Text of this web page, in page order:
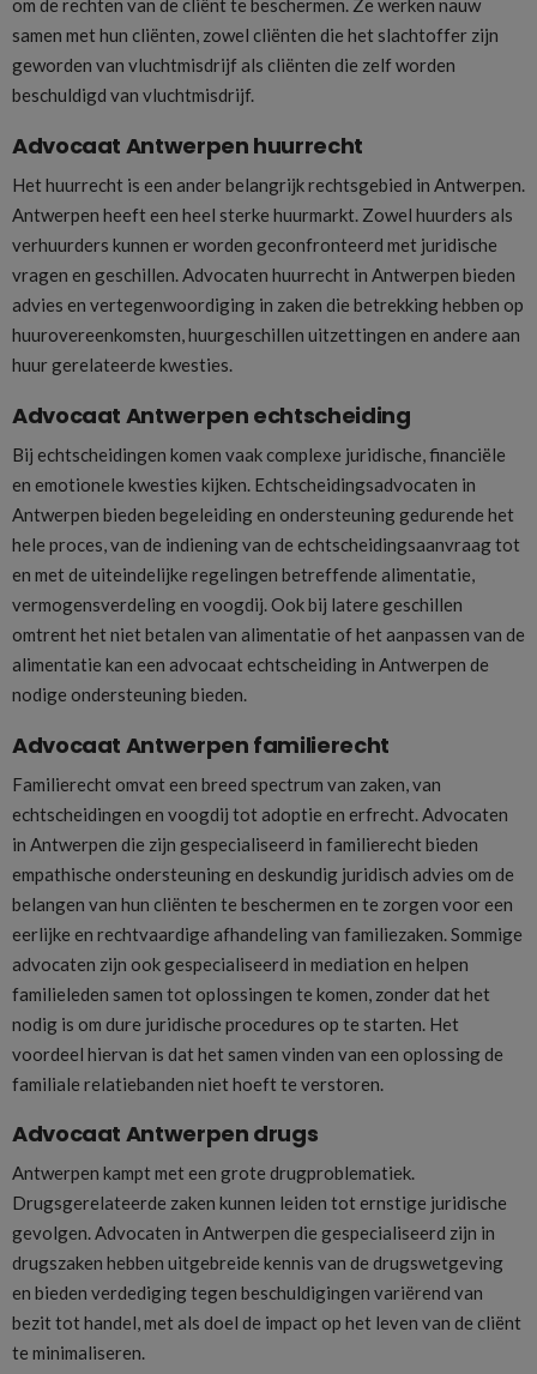
om de rechten van de cliënt te beschermen. Ze werken nauw
samen met hun cliënten, zowel cliënten die het slachtoffer zijn
geworden van vluchtmisdrijf als cliënten die zelf worden
beschuldigd van vluchtmisdrijf.
Advocaat Antwerpen huurrecht
Het huurrecht is een ander belangrijk rechtsgebied in Antwerpen.
Antwerpen heeft een heel sterke huurmarkt. Zowel huurders als
verhuurders kunnen er worden geconfronteerd met juridische
vragen en geschillen. Advocaten huurrecht in Antwerpen bieden
advies en vertegenwoordiging in zaken die betrekking hebben op
huurovereenkomsten, huurgeschillen uitzettingen en andere aan
huur gerelateerde kwesties.
Advocaat Antwerpen echtscheiding
Bij echtscheidingen komen vaak complexe juridische, financiële
en emotionele kwesties kijken. Echtscheidingsadvocaten in
Antwerpen bieden begeleiding en ondersteuning gedurende het
hele proces, van de indiening van de echtscheidingsaanvraag tot
en met de uiteindelijke regelingen betreffende alimentatie,
vermogensverdeling en voogdij. Ook bij latere geschillen
omtrent het niet betalen van alimentatie of het aanpassen van de
alimentatie kan een advocaat echtscheiding in Antwerpen de
nodige ondersteuning bieden.
Advocaat Antwerpen familierecht
Familierecht omvat een breed spectrum van zaken, van
echtscheidingen en voogdij tot adoptie en erfrecht. Advocaten
in Antwerpen die zijn gespecialiseerd in familierecht bieden
empathische ondersteuning en deskundig juridisch advies om de
belangen van hun cliënten te beschermen en te zorgen voor een
eerlijke en rechtvaardige afhandeling van familiezaken. Sommige
advocaten zijn ook gespecialiseerd in mediation en helpen
familieleden samen tot oplossingen te komen, zonder dat het
nodig is om dure juridische procedures op te starten. Het
voordeel hiervan is dat het samen vinden van een oplossing de
familiale relatiebanden niet hoeft te verstoren.
Advocaat Antwerpen drugs
Antwerpen kampt met een grote drugproblematiek.
Drugsgerelateerde zaken kunnen leiden tot ernstige juridische
gevolgen. Advocaten in Antwerpen die gespecialiseerd zijn in
drugszaken hebben uitgebreide kennis van de drugswetgeving
en bieden verdediging tegen beschuldigingen variërend van
bezit tot handel, met als doel de impact op het leven van de cliënt
te minimaliseren.